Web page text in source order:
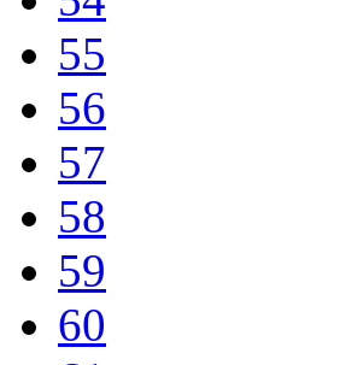
55
56
57
58
59
60